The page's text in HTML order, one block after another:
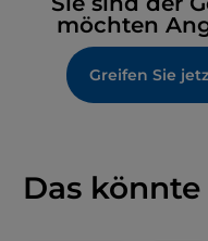
möchten
Das